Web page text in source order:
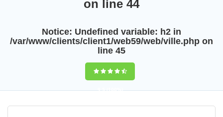
on line 44
Notice: Undefined variable: h2 in
/var/www/clients/client1/web59/web/ville.php on
line 45
9,5(100%)
Notice: